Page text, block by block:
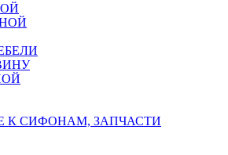
СИФОНАМ, ЗАПЧАСТИ